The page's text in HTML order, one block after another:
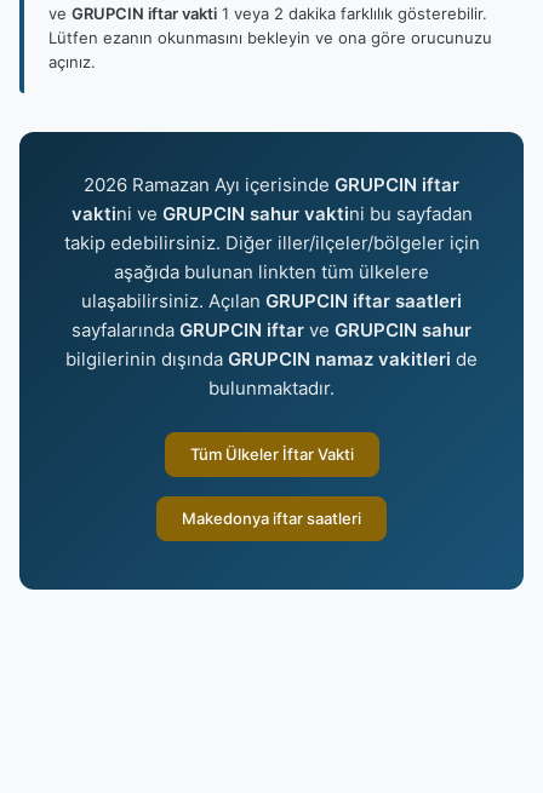
ve GRUPCIN iftar vakti 1 veya 2 dakika farklılık gösterebilir.
Lütfen ezanın okunmasını bekleyin ve ona göre orucunuzu
açınız.
2026 Ramazan Ayı içerisinde GRUPCIN iftar
vaktini ve GRUPCIN sahur vaktini bu sayfadan
takip edebilirsiniz. Diğer iller/ilçeler/bölgeler için
aşağıda bulunan linkten tüm ülkelere
ulaşabilirsiniz. Açılan GRUPCIN iftar saatleri
sayfalarında GRUPCIN iftar ve GRUPCIN sahur
bilgilerinin dışında GRUPCIN namaz vakitleri de
bulunmaktadır.
Tüm Ülkeler İftar Vakti
Makedonya iftar saatleri